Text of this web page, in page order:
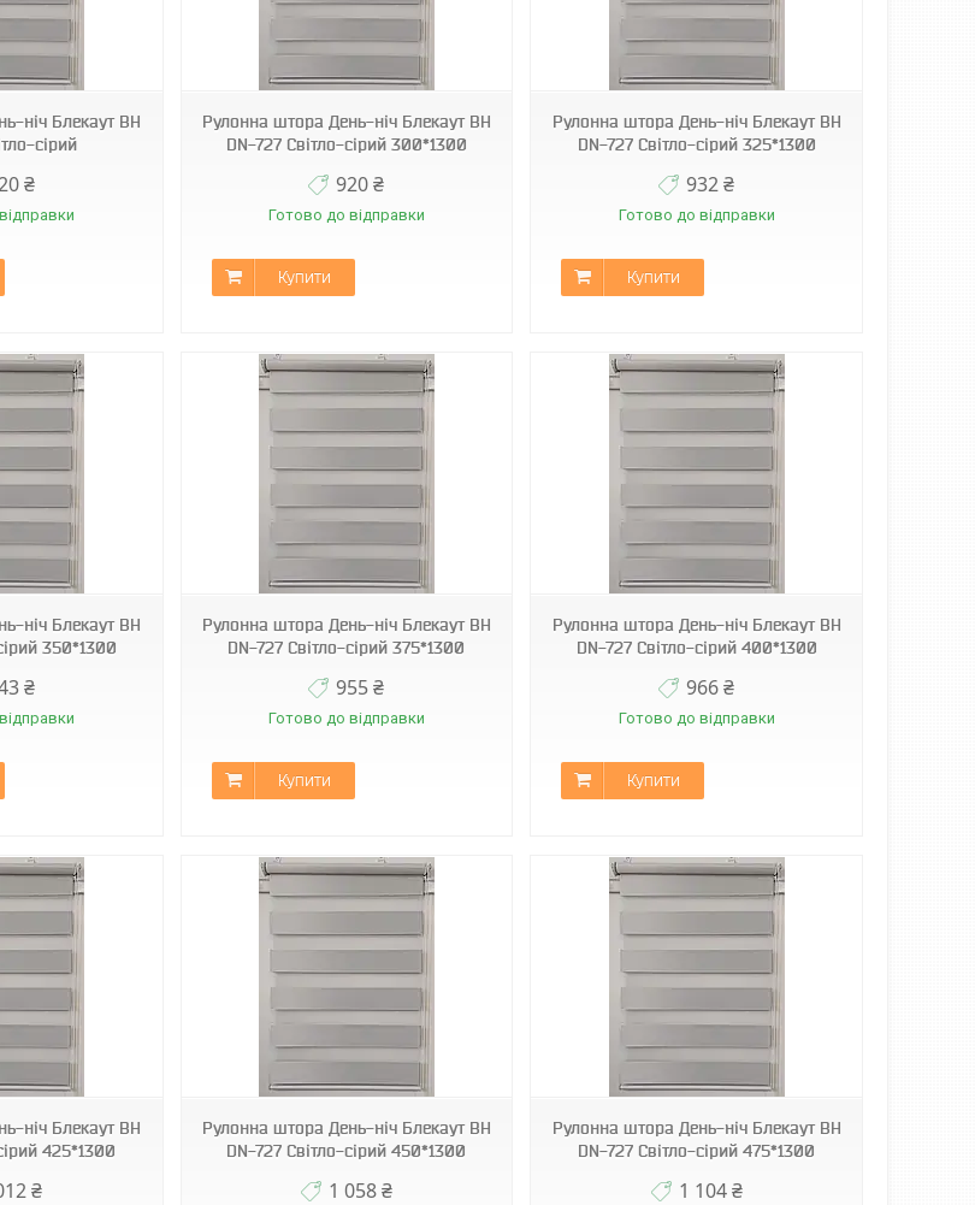
ніч Блекаут ВН
сірий
₴
Рулонна штора День-ніч Блекаут ВН
DN-727 Світло-сірий 300*1300
920 ₴
Готово до відправки
Купити
ВН DN-727
Рулонна штора День-ніч Блекаут ВН
DN-727 Світло-сірий 325*1300
932 ₴
Готово до відправки
Купити
ніч Блекаут ВН
350*1300
₴
Рулонна штора День-ніч Блекаут ВН
DN-727 Світло-сірий 375*1300
955 ₴
Готово до відправки
Купити
ВН DN-727
Рулонна штора День-ніч Блекаут ВН
DN-727 Світло-сірий 400*1300
966 ₴
Готово до відправки
Купити
ніч Блекаут ВН
425*1300
₴
Рулонна штора День-ніч Блекаут ВН
DN-727 Світло-сірий 450*1300
1 058 ₴
ВН DN-727
Рулонна штора День-ніч Блекаут ВН
DN-727 Світло-сірий 475*1300
1 104 ₴